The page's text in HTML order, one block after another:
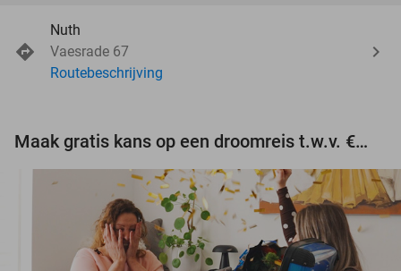
Nuth
Vaesrade 67
Routebeschrijving
Maak gratis kans op een droomreis t.w.v. €3.000!